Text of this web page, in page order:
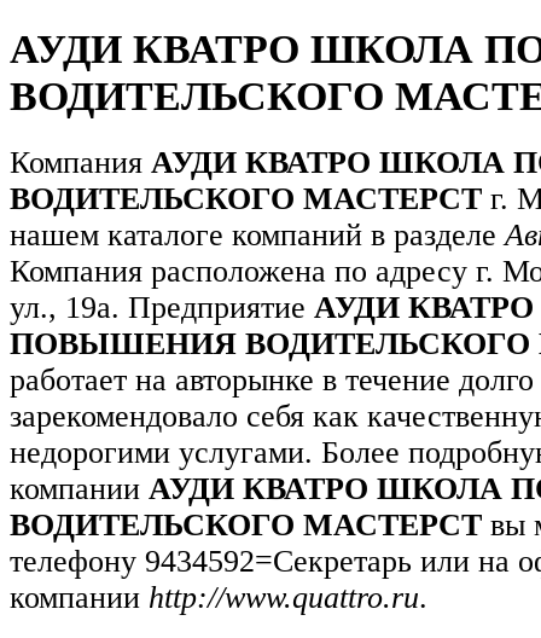
АУДИ КВАТРО ШКОЛА
ВОДИТЕЛЬСКОГО
Компания АУДИ КВАТРО ШКОЛА
ВОДИТЕЛЬСКОГО МАСТЕРСТ г.
нашем каталоге компаний в разделе
Компания расположена по адресу г.
ул., 19а. Предприятие АУДИ
ПОВЫШЕНИЯ ВОДИТЕЛЬСКОГО
работает на авторынке в течение
зарекомендовало себя как
недорогими услугами. Более
компании АУДИ КВАТРО ШКОЛА
ВОДИТЕЛЬСКОГО МАСТЕРСТ вы
телефону 9434592=Секретарь или на
компании http://www.quattro.ru.